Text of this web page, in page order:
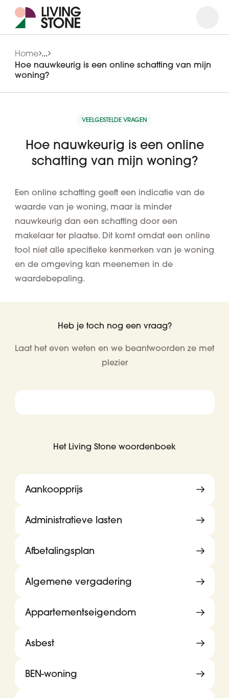
Home ...
Hoe nauwkeurig is een online schatting van mijn
woning?
VEELGESTELDE VRAGEN
Hoe nauwkeurig is een online
schatting van mijn woning?
Een online schatting geeft een indicatie van de
waarde van je woning, maar is minder
nauwkeurig dan een schatting door een
makelaar ter plaatse. Dit komt omdat een online
tool niet alle specifieke kenmerken van je woning
en de omgeving kan meenemen in de
waardebepaling.
Heb je toch nog een vraag?
Laat het even weten en we beantwoorden ze met
plezier
Het Living Stone woordenboek
Aankoopprijs
Administratieve lasten
Afbetalingsplan
Algemene vergadering
Appartementseigendom
Asbest
BEN-woning